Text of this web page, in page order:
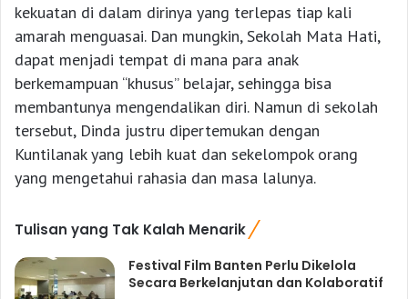
kekuatan di dalam dirinya yang terlepas tiap kali
amarah menguasai. Dan mungkin, Sekolah Mata Hati,
dapat menjadi tempat di mana para anak
berkemampuan “khusus” belajar, sehingga bisa
membantunya mengendalikan diri. Namun di sekolah
tersebut, Dinda justru dipertemukan dengan
Kuntilanak yang lebih kuat dan sekelompok orang
yang mengetahui rahasia dan masa lalunya.
Tulisan yang Tak Kalah Menarik
Festival Film Banten Perlu Dikelola
Secara Berkelanjutan dan Kolaboratif